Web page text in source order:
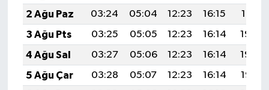
2 Ağu Paz
03:24 05:04 12:23 16:15
19:31
3 Ağu Pts
03:25 05:05 12:23 16:14
19:30
4 Ağu Sal
03:27 05:06 12:23 16:14
19:29
5 Ağu Çar
03:28 05:07 12:23 16:14
19:28